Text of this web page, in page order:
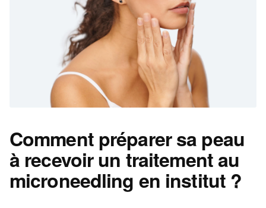
Comment préparer sa peau
à recevoir un traitement au
microneedling en institut ?